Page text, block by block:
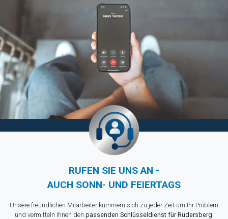
RUFEN SIE UNS AN -
AUCH SONN- UND FEIERTAGS
Unsere freundlichen Mitarbeiter kümmern sich zu jeder Zeit um Ihr Problem
und vermitteln Ihnen den passenden Schlüsseldienst für Rudersberg